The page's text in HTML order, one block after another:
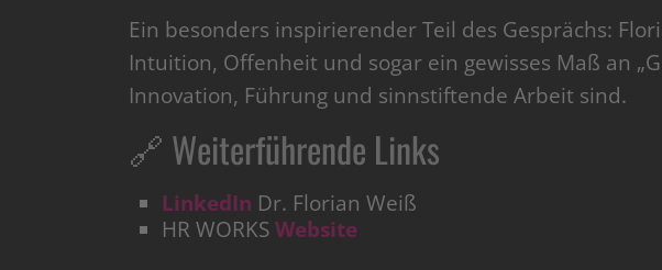
Ein besonders inspirierender Teil des Gesprächs:
Intuition, Offenheit und sogar ein gewisses Maß an
Innovation, Führung und sinnstiftende Arbeit sind.
🔗 Weiterführende Links
LinkedIn Dr. Florian Weiß
HR WORKSWebsite